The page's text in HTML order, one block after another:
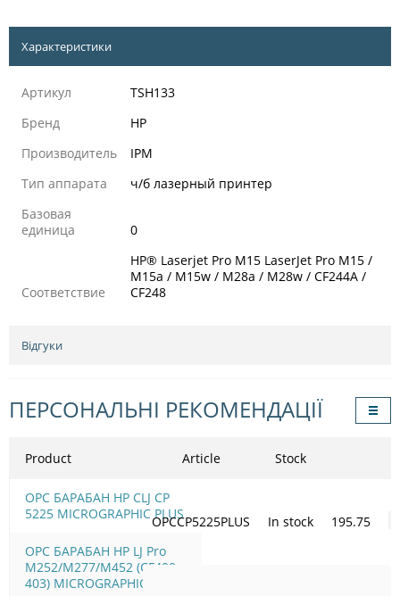
Характеристики
Артикул
TSH133
Бренд
HP
Производитель
IPM
Тип аппарата
ч/б лазерный принтер
Базовая
единица
0
Соответствие
HP® Laserjet Pro M15 LaserJet Pro M15 /
M15a / M15w / M28a / M28w / CF244A /
CF248
Відгуки
ПЕРСОНАЛЬНІ РЕКОМЕНДАЦІЇ
Product
OPC БАРАБАН HP CLJ CP
5225 MICROGRAPHIC PLUS
OPC БАРАБАН HP LJ Pro
M252/M277/M452 (CF400-
403) MICROGRAPHIC PLUS
Article Stock
OPCCP5225PLUS In stock 195.75